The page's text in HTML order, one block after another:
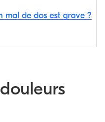
mal de dos est grave ?